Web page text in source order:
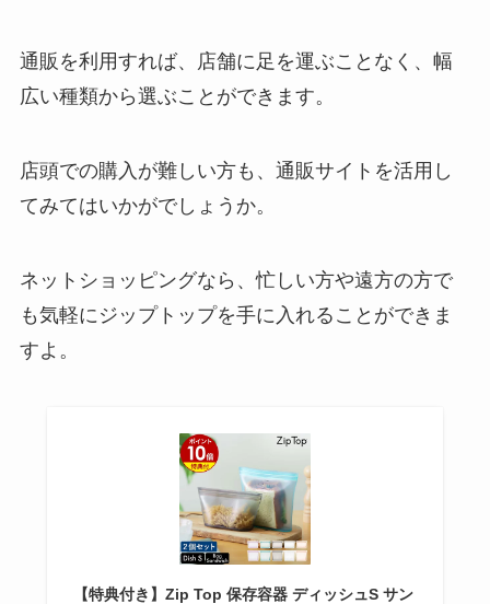
通販を利用すれば、店舗に足を運ぶことなく、幅
広い種類から選ぶことができます。
店頭での購入が難しい方も、通販サイトを活用し
てみてはいかがでしょうか。
ネットショッピングなら、忙しい方や遠方の方で
も気軽にジップトップを手に入れることができま
すよ。
【特典付き】Zip Top 保存容器 ディッシュS サン